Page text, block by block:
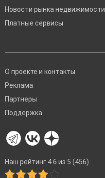
Новости рынка недвижимости
Платные сервисы
О проекте и контакты
Реклама
Партнеры
Поддержка
Наш рейтинг 4.6 из 5 (456)